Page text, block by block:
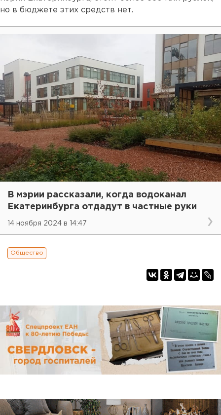
но в бюджете этих средств нет.
В мэрии рассказали, когда водоканал
Екатеринбурга отдадут в частные руки
14 ноября 2024 в 14:47
Общество